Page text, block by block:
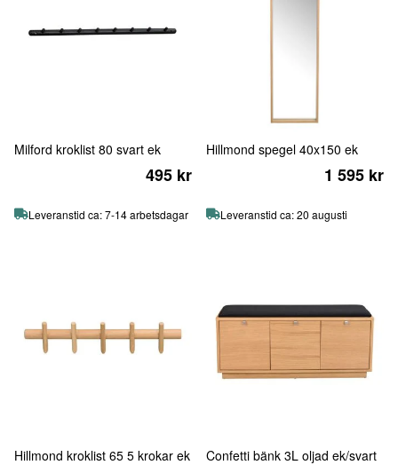
Milford kroklist 80 svart ek
495 kr
Leveranstid ca: 7-14 arbetsdagar
Hillmond spegel 40x150 ek
1 595 kr
Leveranstid ca: 20 augusti
Hillmond kroklist 65 5 krokar ek
Confetti bänk 3L oljad ek/svart